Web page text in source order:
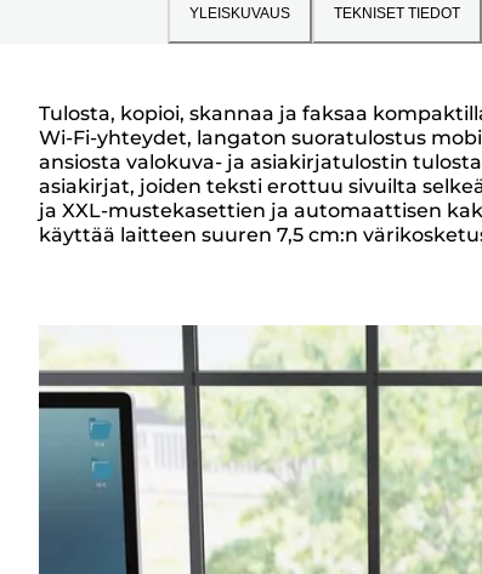
YLEISKUVAUS TEKNISET TIEDOT
Yleiskuvaus
Tulosta, kopioi, skannaa ja faksaa
Wi-Fi-yhteydet, langaton suoratulostus
ansiosta valokuva- ja asiakirjatulostin
asiakirjat, joiden teksti erottuu sivuilta
ja XXL-mustekasettien ja automaattisen
käyttää laitteen suuren 7,5 cm:n